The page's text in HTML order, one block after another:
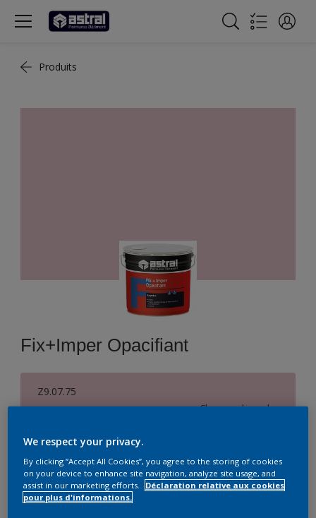
Produits
Fix+Imper Opacifiant
Z9.07.75
Changer de couleur
Format
15 L
We respect your privacy.
By clicking “Accept All Cookies”, you agree to the storing of cookies
on your device to enhance site navigation, analyze site usage, and
assist in our marketing efforts.
Déclaration relative aux cookies
pour plus d'informations.